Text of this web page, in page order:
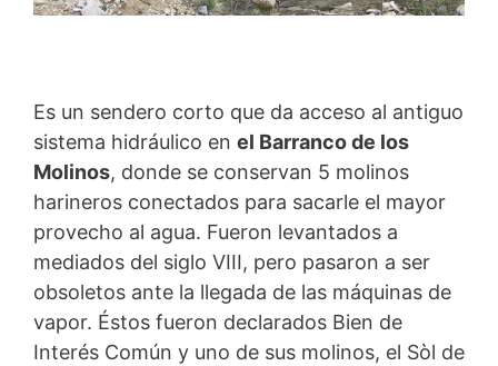
Es un sendero corto que da acceso al antiguo
sistema hidráulico en el Barranco de los
Molinos, donde se conservan 5 molinos
harineros conectados para sacarle el mayor
provecho al agua. Fueron levantados a
mediados del siglo VIII, pero pasaron a ser
obsoletos ante la llegada de las máquinas de
vapor. Éstos fueron declarados Bien de
Interés Común y uno de sus molinos, el Sòl de